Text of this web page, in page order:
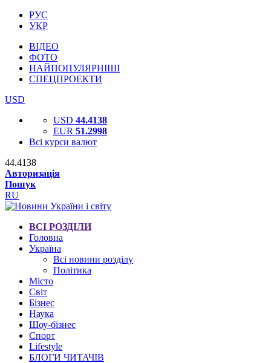
РУС
УКР
ВІДЕО
ФОТО
НАЙПОПУЛЯРНІШІ
СПЕЦПРОЕКТИ
USD
USD 44.4138
EUR 51.2998
Всі курси валют
44.4138
Авторизація
Пошук
RU
ВСІ РОЗДІЛИ
Головна
Україна
Всі новини розділу
Політика
Місто
Світ
Бізнес
Наука
Шоу-бізнес
Спорт
Lifestyle
БЛОГИ ЧИТАЧІВ